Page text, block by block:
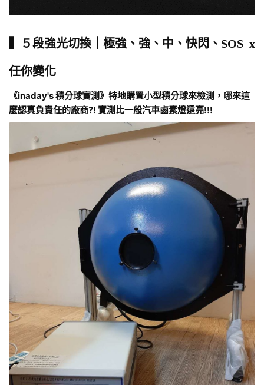
▍５段強光切換｜極強、強、中、快閃、SOS x
任你變化
《inaday's 積分球實測》特地購置小型積分球來檢測，哪來這
麼認真負責任的廠商?! 實測比一般汽車鹵素燈還亮!!!